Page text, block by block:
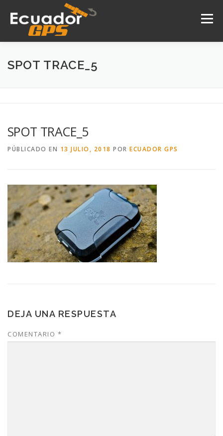
contenido
Menú
INICIO NOSOTROS
SPOT TRACE_5
SPOT TRACE_5
PÚBLICADO EN 13 JULIO, 2018 POR ECUADOR GPS
DEJA UNA RESPUESTA
COMENTARIO *